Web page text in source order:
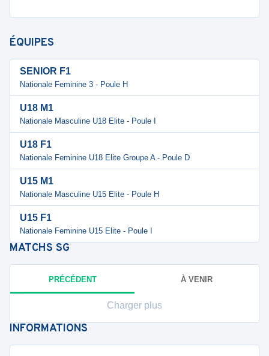
ÉQUIPES
SENIOR F1
Nationale Feminine 3 - Poule H
U18 M1
Nationale Masculine U18 Elite - Poule I
U18 F1
Nationale Feminine U18 Elite Groupe A - Poule D
U15 M1
Nationale Masculine U15 Elite - Poule H
U15 F1
Nationale Feminine U15 Elite - Poule I
MATCHS SG
PRÉCÉDENT À VENIR
Charger plus
INFORMATIONS